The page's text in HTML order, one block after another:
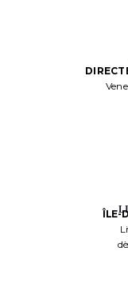
ÎLE-